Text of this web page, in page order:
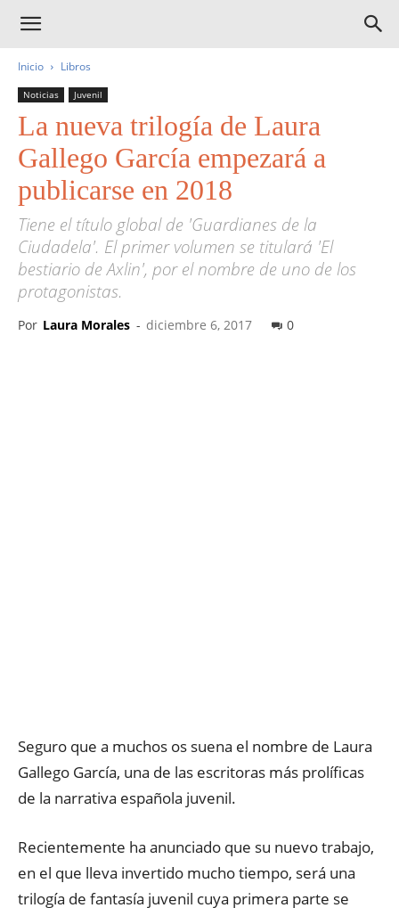
Inicio Libros
Noticias Juvenil
La nueva trilogía de Laura
Gallego García empezará a
publicarse en 2018
Tiene el título global de 'Guardianes de la
Ciudadela'. El primer volumen se titulará 'El
bestiario de Axlin', por el nombre de uno de los
protagonistas.
Por Laura Morales - diciembre 6, 2017 0
Seguro que a muchos os suena el nombre de Laura
Gallego García, una de las escritoras más prolíficas
de la narrativa española juvenil.
Recientemente ha anunciado que su nuevo trabajo,
en el que lleva invertido mucho tiempo, será una
trilogía de fantasía juvenil cuya primera parte se